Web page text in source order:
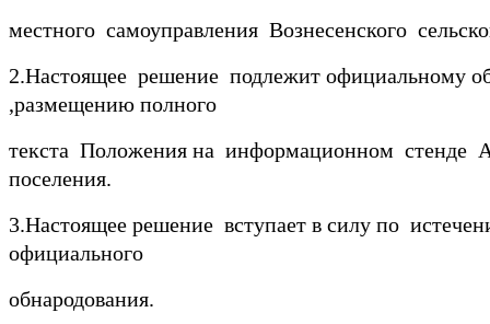
местного самоуправления Вознесенского
2.Настоящее решение подлежит официальному
,размещению полного
текста Положения на информационном стенде
поселения.
3.Настоящее решение вступает в силу по
официального
обнародования.